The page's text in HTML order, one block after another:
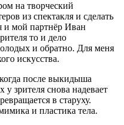
на творческий
из спектакля и сделать
и мой партнёр Иван
то и дело
и обратно. Для меня
искусства.
когда после выкидыша
у зрителя снова надевает
в старуху.
и пластика тела.